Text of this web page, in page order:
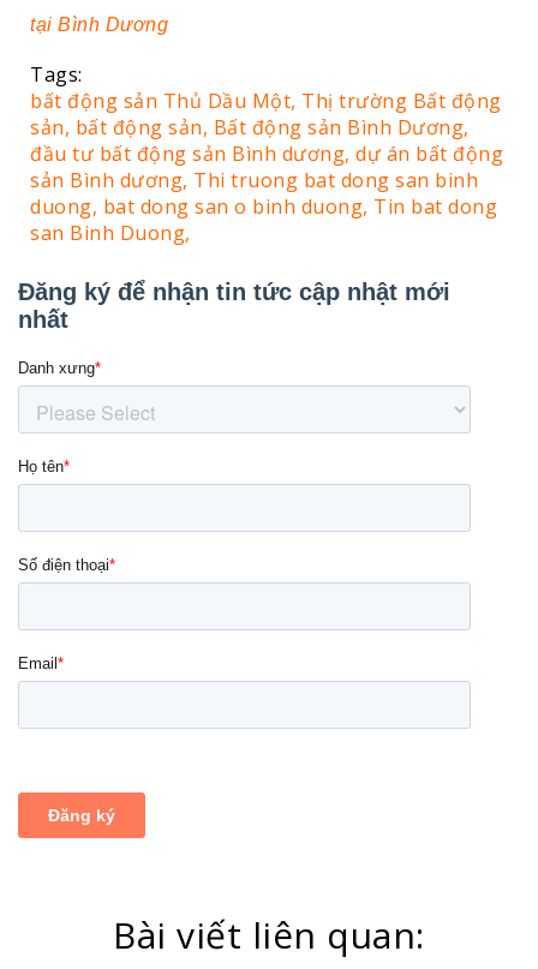
tại Bình Dương
Tags:
bất động sản Thủ Dầu Một, Thị trường Bất động
sản, bất động sản, Bất động sản Bình Dương,
đầu tư bất động sản Bình dương, dự án bất động
sản Bình dương, Thi truong bat dong san binh
duong, bat dong san o binh duong, Tin bat dong
san Binh Duong,
Bài viết liên quan: